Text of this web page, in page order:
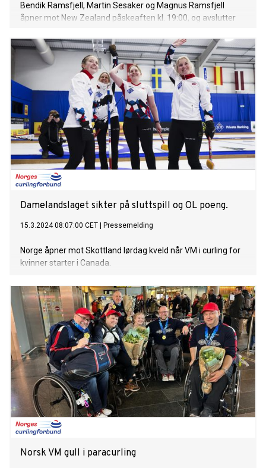
Bendik Ramsfjell, Martin Sesaker og Magnus Ramsfjell
åpner mot New Zealand påskeaften kl. 19:00, og avslutter
fredag 5. april.
Damelandslaget sikter på sluttspill og OL poeng.
15.3.2024 08:07:00 CET Pressemelding
Norge åpner mot Skottland lørdag kveld når VM i curling for
kvinner starter i Canada.
Norsk VM gull i paracurling